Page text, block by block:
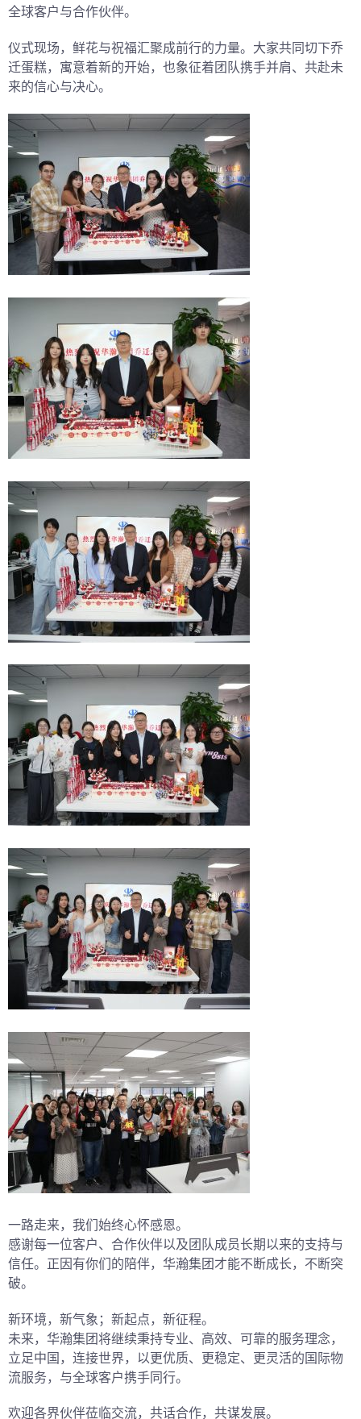
全球客户与合作伙伴。
仪式现场，鲜花与祝福汇聚成前行的力量。大家共同切下乔
迁蛋糕，寓意着新的开始，也象征着团队携手并肩、共赴未
来的信心与决心。
一路走来，我们始终心怀感恩。
感谢每一位客户、合作伙伴以及团队成员长期以来的支持与
信任。正因有你们的陪伴，华瀚集团才能不断成长，不断突
破。
新环境，新气象；新起点，新征程。
未来，华瀚集团将继续秉持专业、高效、可靠的服务理念，
立足中国，连接世界，以更优质、更稳定、更灵活的国际物
流服务，与全球客户携手同行。
欢迎各界伙伴莅临交流，共话合作，共谋发展。